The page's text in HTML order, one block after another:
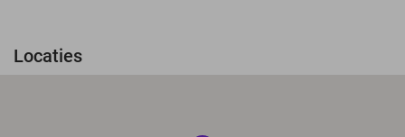
Locaties